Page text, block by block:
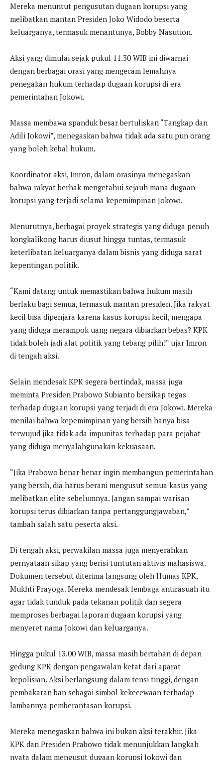
Mereka menuntut pengusutan dugaan korupsi yang
melibatkan mantan Presiden Joko Widodo beserta
keluarganya, termasuk menantunya, Bobby Nasution.
Aksi yang dimulai sejak pukul 11.30 WIB ini diwarnai
dengan berbagai orasi yang mengecam lemahnya
penegakan hukum terhadap dugaan korupsi di era
pemerintahan Jokowi.
Massa membawa spanduk besar bertuliskan “Tangkap dan
Adili Jokowi”, menegaskan bahwa tidak ada satu pun orang
yang boleh kebal hukum.
Koordinator aksi, Imron, dalam orasinya menegaskan
bahwa rakyat berhak mengetahui sejauh mana dugaan
korupsi yang terjadi selama kepemimpinan Jokowi.
Menurutnya, berbagai proyek strategis yang diduga penuh
kongkalikong harus diusut hingga tuntas, termasuk
keterlibatan keluarganya dalam bisnis yang diduga sarat
kepentingan politik.
“Kami datang untuk memastikan bahwa hukum masih
berlaku bagi semua, termasuk mantan presiden. Jika rakyat
kecil bisa dipenjara karena kasus korupsi kecil, mengapa
yang diduga merampok uang negara dibiarkan bebas? KPK
tidak boleh jadi alat politik yang tebang pilih!” ujar Imron
di tengah aksi.
Selain mendesak KPK segera bertindak, massa juga
meminta Presiden Prabowo Subianto bersikap tegas
terhadap dugaan korupsi yang terjadi di era Jokowi. Mereka
menilai bahwa kepemimpinan yang bersih hanya bisa
terwujud jika tidak ada impunitas terhadap para pejabat
yang diduga menyalahgunakan kekuasaan.
“Jika Prabowo benar-benar ingin membangun pemerintahan
yang bersih, dia harus berani mengusut semua kasus yang
melibatkan elite sebelumnya. Jangan sampai warisan
korupsi terus dibiarkan tanpa pertanggungjawaban,”
tambah salah satu peserta aksi.
Di tengah aksi, perwakilan massa juga menyerahkan
pernyataan sikap yang berisi tuntutan aktivis mahasiswa.
Dokumen tersebut diterima langsung oleh Humas KPK,
Mukhti Prayoga. Mereka mendesak lembaga antirasuah itu
agar tidak tunduk pada tekanan politik dan segera
memproses berbagai laporan dugaan korupsi yang
menyeret nama Jokowi dan keluarganya.
Hingga pukul 13.00 WIB, massa masih bertahan di depan
gedung KPK dengan pengawalan ketat dari aparat
kepolisian. Aksi berlangsung dalam tensi tinggi, dengan
pembakaran ban sebagai simbol kekecewaan terhadap
lambannya pemberantasan korupsi.
Mereka menegaskan bahwa ini bukan aksi terakhir. Jika
KPK dan Presiden Prabowo tidak menunjukkan langkah
nyata dalam mengusut dugaan korupsi Jokowi dan